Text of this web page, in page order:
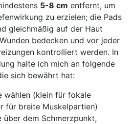
5-8 ‌cm entfernt, um​
zu erzielen; ​die Pads
gleichmäßig‌ auf der Haut
‌bedecken ‍und vor ⁣jeder
kontrolliert werden. In
halte ich mich ‌an ​folgende
sich bewährt hat:
⁣wählen (klein ‍für⁣ fokale
für breite⁢ Muskelpartien)
dem ‍Schmerzpunkt,